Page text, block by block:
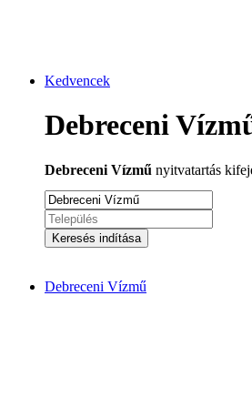
Kedvencek
Debreceni
Debreceni Vízmű nyitvatartás
Keresés indítása
Debreceni Vízmű